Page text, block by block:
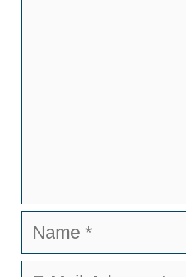
Name
E-